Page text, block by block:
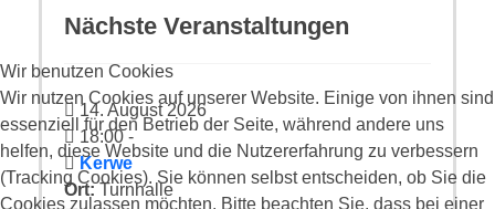
Nächste Veranstaltungen
14. August 2026
18:00-
Kerwe
Ort:Turnhalle
Wir benutzen Cookies
Wir nutzen Cookies auf unserer Website. Einige von ihnen sind
essenziell für den Betrieb der Seite, während andere uns
helfen, diese Website und die Nutzererfahrung zu verbessern
(Tracking Cookies). Sie können selbst entscheiden, ob Sie die
Cookies zulassen möchten. Bitte beachten Sie, dass bei einer